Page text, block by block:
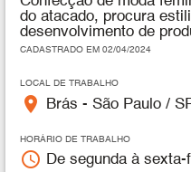
do atacado, procura
desenvolvimento de
CADASTRADO EM 02/04/2024
LOCAL DE TRABALHO
place Brás - São Paulo /
HORÁRIO DE TRABALHO
access_time De segunda à